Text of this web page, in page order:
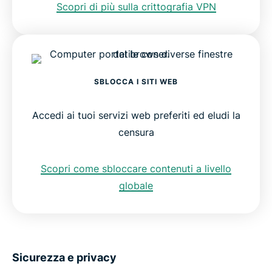
Scopri di più sulla crittografia VPN
SBLOCCA I SITI WEB
Accedi ai tuoi servizi web preferiti ed eludi la
censura
Scopri come sbloccare contenuti a livello
globale
Sicurezza e privacy